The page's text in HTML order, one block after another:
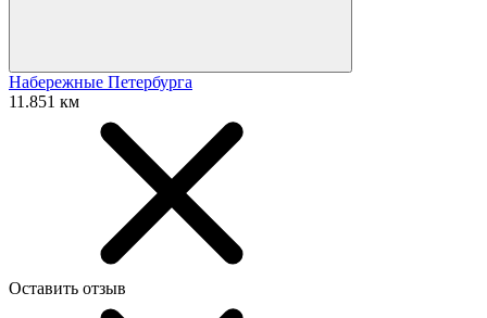
Набережные Петербурга
11.851 км
Оставить отзыв